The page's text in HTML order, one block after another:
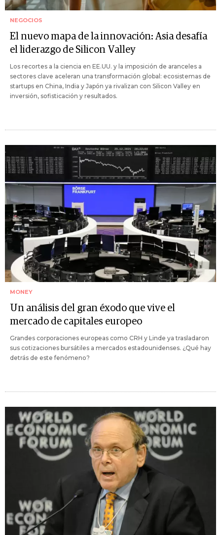
NEGOCIOS
El nuevo mapa de la innovación: Asia desafía
el liderazgo de Silicon Valley
Los recortes a la ciencia en EE.UU. y la imposición de aranceles a
sectores clave aceleran una transformación global: ecosistemas de
startups en China, India y Japón ya rivalizan con Silicon Valley en
inversión, sofisticación y resultados.
MONEY
Un análisis del gran éxodo que vive el
mercado de capitales europeo
Grandes corporaciones europeas como CRH y Linde ya trasladaron
sus cotizaciones bursátiles a mercados estadounidenses. ¿Qué hay
detrás de este fenómeno?